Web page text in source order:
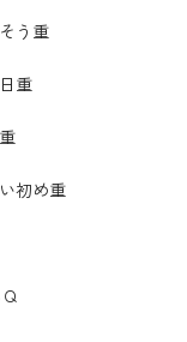
う重
重
初め重